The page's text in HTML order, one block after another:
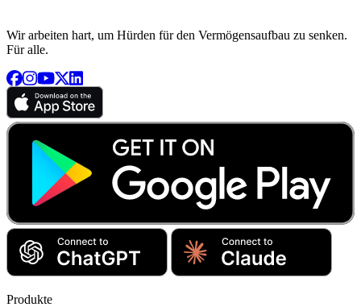
Wir arbeiten hart, um Hürden für den Vermögensaufbau zu senken.
Für alle.
Produkte